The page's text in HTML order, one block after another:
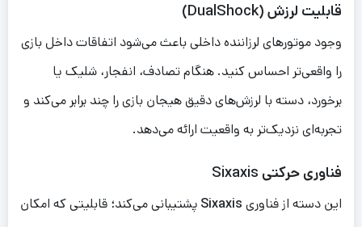
قابلیت لرزش (DualShock)
وجود موتورهای لرزاننده داخلی باعث می‌شود اتفاقات داخل بازی
را واقعی‌تر احساس کنید. هنگام تصادف، انفجار، شلیک یا
برخورد، دسته با لرزش‌های دقیق هیجان بازی را چند برابر می‌کند و
تجربه‌ای نزدیک‌تر به واقعیت ارائه می‌دهد.
فناوری حرکتی Sixaxis
این دسته از فناوری Sixaxis پشتیبانی می‌کند؛ قابلیتی که امکان